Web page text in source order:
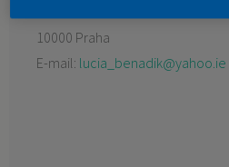
10000 Praha
E-mail: lucia_benadik@yahoo.ie